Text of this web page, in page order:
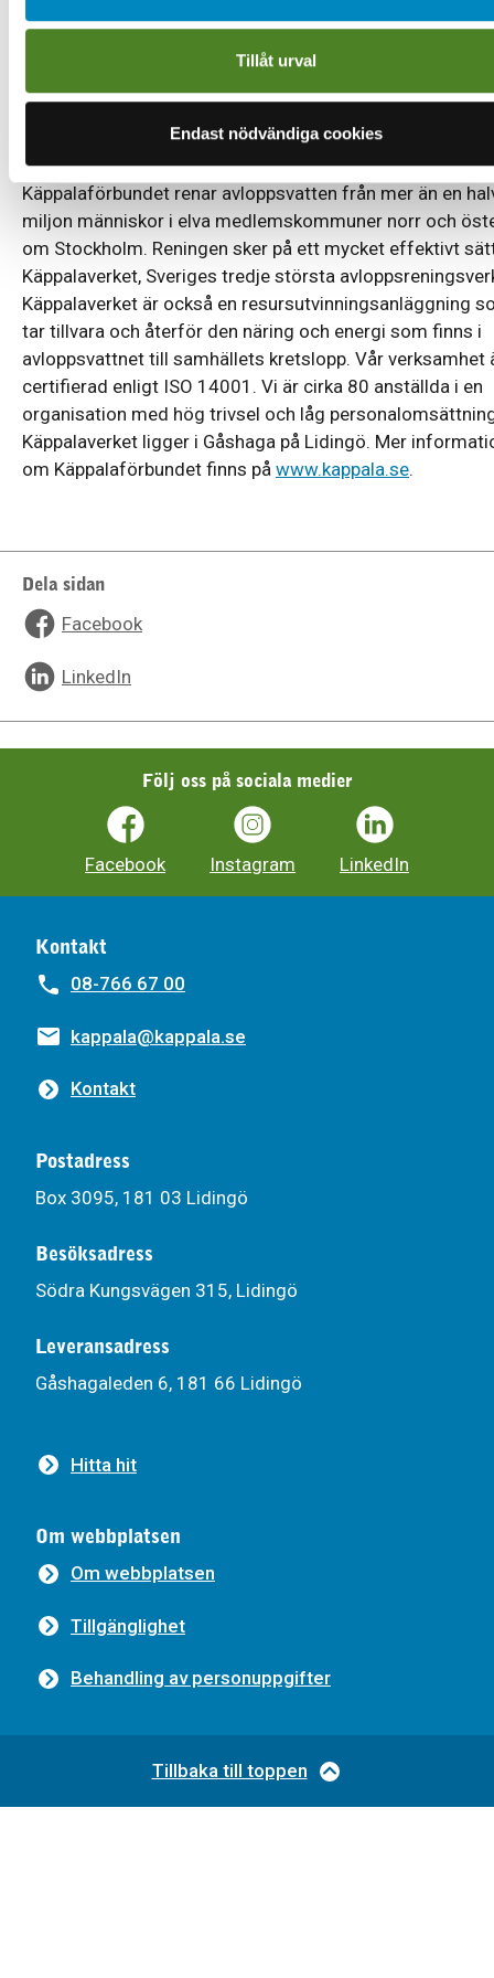
Tillåt urval
Endast nödvändiga cookies
dock senast den 30 november.
Facklig representant är Tomas Pettersson som nås via
Käppalaförbundets växel 08-766 67 00.
Om Käppalaförbundet
Käppalaförbundet renar avloppsvatten från mer än en
miljon människor i elva medlemskommuner norr och
om Stockholm. Reningen sker på ett mycket effektivt
Käppalaverket, Sveriges tredje största
Käppalaverket är också en resursutvinningsanläggning
tar tillvara och återför den näring och energi som finns i
avloppsvattnet till samhällets kretslopp. Vår verksamhet
certifierad enligt ISO 14001. Vi är cirka 80 anställda i en
organisation med hög trivsel och låg
Käppalaverket ligger i Gåshaga på Lidingö. Mer
om Käppalaförbundet finns på www.kappala.se.
Dela sidan
Facebook
LinkedIn
Följ oss på sociala medier
Facebook Instagram LinkedIn
Kontakt
08-766 67 00
kappala@kappala.se
Kontakt
Postadress
Box 3095, 181 03 Lidingö
Besöksadress
Södra Kungsvägen 315, Lidingö
Leveransadress
Gåshagaleden 6, 181 66 Lidingö
Hitta hit
Om webbplatsen
Om webbplatsen
Tillgänglighet
Behandling av personuppgifter
Tillbaka till toppen